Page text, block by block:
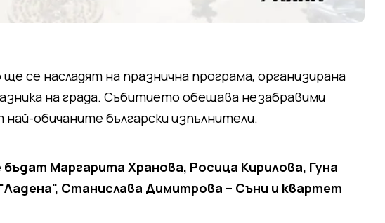
се насладят на празнична програма, организирана
на града. Събитието обещава незабравими
обичаните български изпълнители.
Маргарита Хранова, Росица Кирилова, Гуна
Станислава Димитрова – Съни и квартет